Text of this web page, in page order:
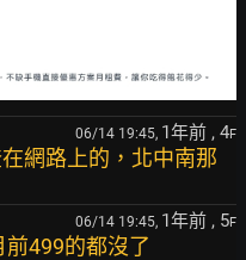
06/14 19:45, 1年前 , 4F
網路上的，北中南那
06/14 19:45, 1年前 , 5F
499的都沒了